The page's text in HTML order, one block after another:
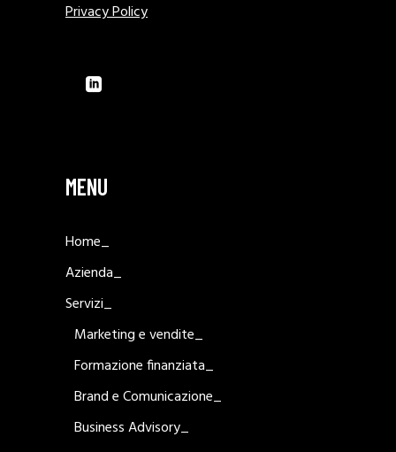
Privacy Policy
MENU
Home_
Azienda_
Servizi_
Marketing e vendite_
Formazione finanziata_
Brand e Comunicazione_
Business Advisory_